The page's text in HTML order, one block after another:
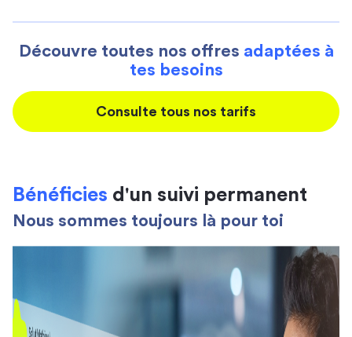
Découvre toutes nos offres adaptées à
tes besoins
Consulte tous nos tarifs
Bénéficies d'un suivi permanent
Nous sommes toujours là pour toi